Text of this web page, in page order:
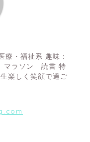
・福祉系 趣味：
ラソン 読書 特
楽しく笑顔で過ご